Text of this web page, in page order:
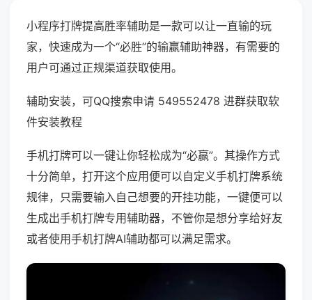
小程序打牌提高胜率辅助是一款可以让一直输的玩
家，快速成为一个“必胜”的输赢辅助神器，有需要的
用户可通过正规渠道获取使用。
辅助安装，可QQ搜索申请 549552478 进群获取软
件安装教程
手机打牌可以一键让你轻松成为“必赢”。其操作方式
十分简单，打开这个应用便可以自定义手机打牌系统
规律，只需要输入自己想要的开挂功能，一键便可以
生成出手机打牌专用辅助器，不管你是想分享给好友
或者使用手机打牌AI辅助都可以满足需求。